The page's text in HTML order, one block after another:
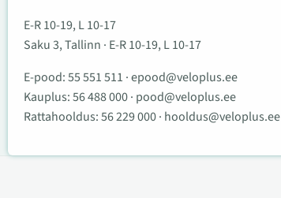
E-R 10-19, L 10-17
Saku 3, Tallinn · E-R 10-19, L 10-17
E-pood:55 551 511 ·epood@veloplus.ee
Kauplus:56 488 000· pood@veloplus.ee
Rattahooldus:56 229 000· hooldus@veloplus.ee